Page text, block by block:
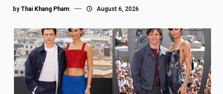
by Thai Khang Pham August 6, 2026